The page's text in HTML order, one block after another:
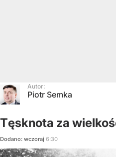
Autor:
Piotr Semka
Tęsknota za
Dodano: wczoraj 6:30